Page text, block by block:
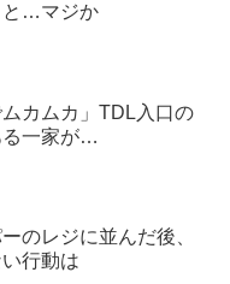
と…マジか
ムカムカ」TDL入口の
る一家が…
のレジに並んだ後、
行動は